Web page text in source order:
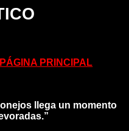
PÁGINA PRINCIPAL
llega un momento